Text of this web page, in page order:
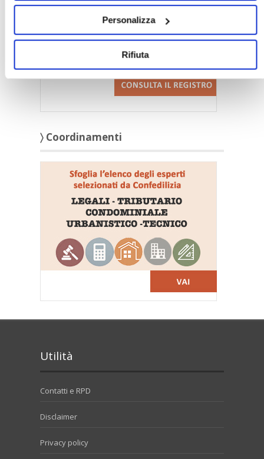
Personalizza
Rifiuta
〉 Coordinamenti
Utilità
Contatti e RPD
Disclaimer
Privacy policy